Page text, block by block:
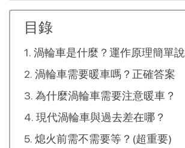
目錄
渦輪車是什麼？運作原理簡單說
渦輪車需要暖車嗎？正確答案
為什麼渦輪車需要注意暖車？
現代渦輪車與過去差在哪？
熄火前需不需要等？(超重要)